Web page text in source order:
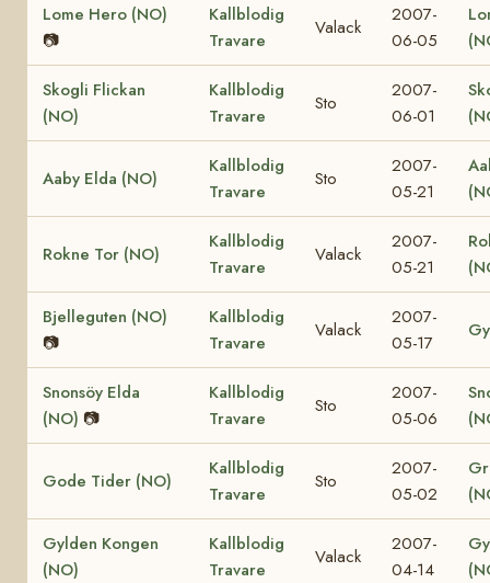
Lome Hero (NO)
📷
Kallblodig
Travare
Valack
2007-
06-05
Skogli Flickan
(NO)
Kallblodig
Travare
Sto
2007-
06-01
Aaby Elda (NO)
Kallblodig
Travare
Sto
2007-
05-21
Rokne Tor (NO)
Kallblodig
Travare
Valack
2007-
05-21
Bjelleguten (NO)
📷
Kallblodig
Travare
Valack
2007-
05-17
Snonsöy Elda
(NO) 📷
Kallblodig
Travare
Sto
2007-
05-06
Gode Tider (NO)
Kallblodig
Travare
Sto
2007-
05-02
Gylden Kongen
(NO)
Kallblodig
Travare
Valack
2007-
04-14